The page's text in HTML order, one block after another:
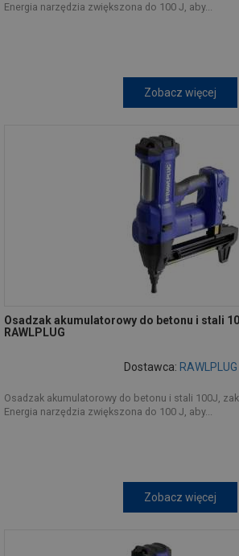
Energia narzędzia zwiększona do 100 J, aby...
Zobacz więcej
Osadzak akumulatorowy do betonu i stali
RAWLPLUG
Dostawca: RAWLPLUG
Osadzak akumulatorowy do betonu i stali 100J,
Energia narzędzia zwiększona do 100 J, aby...
Zobacz więcej